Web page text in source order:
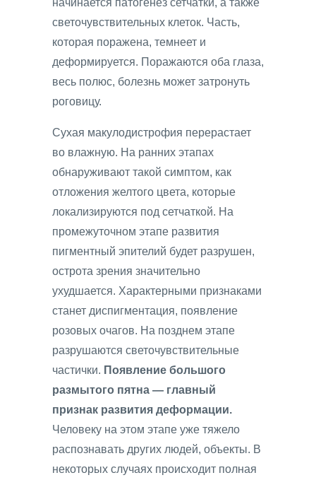
начинается патогенез сетчатки, а также
светочувствительных клеток. Часть,
которая поражена, темнеет и
деформируется. Поражаются оба глаза,
весь полюс, болезнь может затронуть
роговицу.
Сухая макулодистрофия перерастает
во влажную. На ранних этапах
обнаруживают такой симптом, как
отложения желтого цвета, которые
локализируются под сетчаткой. На
промежуточном этапе развития
пигментный эпителий будет разрушен,
острота зрения значительно
ухудшается. Характерными признаками
станет диспигментация, появление
розовых очагов. На позднем этапе
разрушаются светочувствительные
частички. Появление большого
размытого пятна — главный
признак развития деформации.
Человеку на этом этапе уже тяжело
распознавать других людей, объекты. В
некоторых случаях происходит полная